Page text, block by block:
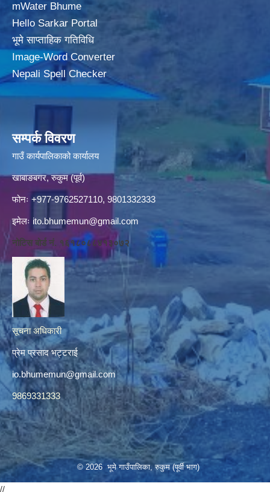
mWater Bhume
Hello Sarkar Portal
भूमे साप्ताहिक गतिविधि
Image-Word Converter
Nepali Spell Checker
सम्पर्क विवरण
गाउँ कार्यपालिकाको कार्यालय
खाबाङबगर, रुकुम (पूर्व)
फोनः +977-9762527110, 9801332333
इमेलः ito.bhumemun@gmail.com
नोटिस बोर्ड नं. १६१८०८८४१३०७२
सूचना अधिकारी
प्रेम प्रसाद भट्टराई
io.bhumemun@gmail.com
9869331333
© 2026 भूमे गाउँपालिका, रुकुम (पूर्वी भाग)
//